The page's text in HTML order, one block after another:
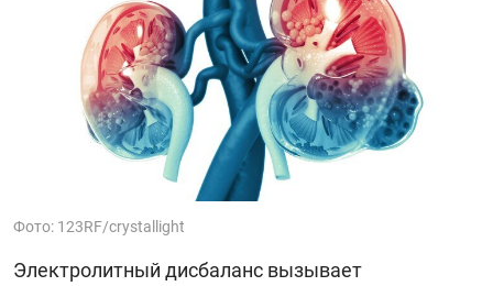
Фото: 123RF/crystallight
Электролитный дисбаланс вызывает